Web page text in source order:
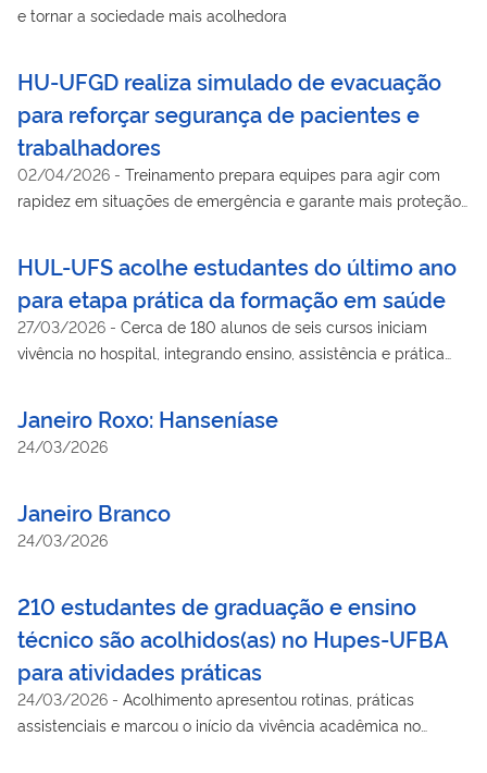
e tornar a sociedade mais acolhedora
HU-UFGD realiza simulado de evacuação
para reforçar segurança de pacientes e
trabalhadores
02/04/2026 - Treinamento prepara equipes para agir com
rapidez em situações de emergência e garante mais proteção
HUL-UFS acolhe estudantes do último ano
para etapa prática da formação em saúde
27/03/2026 - Cerca de 180 alunos de seis cursos iniciam
vivência no hospital, integrando ensino, assistência e prática
Janeiro Roxo: Hanseníase
24/03/2026
Janeiro Branco
24/03/2026
210 estudantes de graduação e ensino
técnico são acolhidos(as) no Hupes-UFBA
para atividades práticas
24/03/2026 - Acolhimento apresentou rotinas, práticas
assistenciais e marcou o início da vivência acadêmica no